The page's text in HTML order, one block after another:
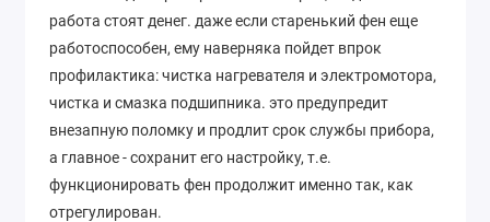
работа стоят денег. даже если старенький фен еще
работоспособен, ему наверняка пойдет впрок
профилактика: чистка нагревателя и электромотора,
чистка и смазка подшипника. это предупредит
внезапную поломку и продлит срок службы прибора,
а главное - сохранит его настройку, т.е.
функционировать фен продолжит именно так, как
отрегулирован.